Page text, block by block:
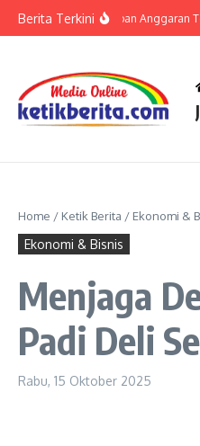
Berita TerkiniSerapan Anggaran
Home / Ketik Berita / Ekonomi &
Ekonomi & Bisnis
Menjaga
Padi Deli
Rabu, 15 Oktober 2025